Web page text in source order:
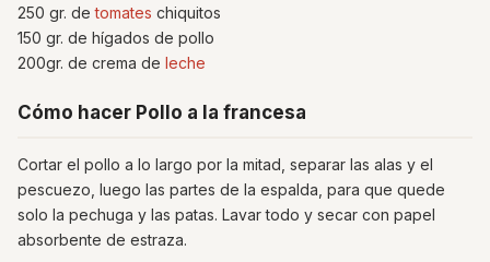
250 gr. detomates chiquitos
150 gr. de hígados de pollo
200gr. de crema de leche
Cómo hacer Pollo a la francesa
Cortar el pollo a lo largo por la mitad, separar las alas y el
pescuezo, luego las partes de la espalda, para que quede
solo la pechuga y las patas. Lavar todo y secar con papel
absorbente de estraza.